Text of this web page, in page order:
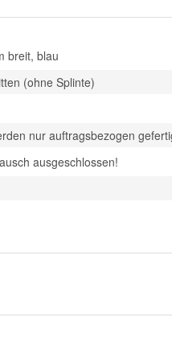
breit, blau
(ohne Splinte)
nur auftragsbezogen
ausgeschlossen!